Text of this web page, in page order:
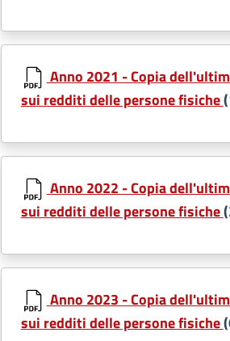
Anno 2021 - Copia
sui redditi delle persone fisiche
Anno 2022 - Copia
sui redditi delle persone fisiche
Anno 2023 - Copia
sui redditi delle persone fisiche